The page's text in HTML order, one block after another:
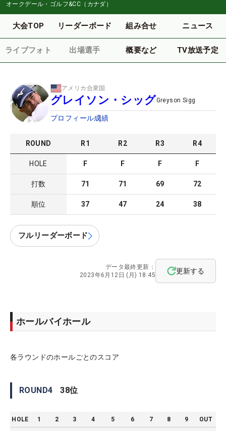
オークデール・ゴルフ&CC（カナダ）
大会TOP リーダーボード 組み合せ ニュース
ライブフォト 出場選手 概要など TV放送予定
アメリカ合衆国
グレイソン・シッグGreyson Sigg
プロフィール成績
ROUND R1 R2 R3 R4
HOLE F F F F
打数 71 71 69 72
順位 37 47 24 38
フルリーダーボード
データ最終更新：
2023年6月12日 (月) 18:45
更新する
ホールバイホール
各ラウンドのホールごとのスコア
ROUND4 38位
HOLE 1 2 3 4 5 6 7 8 9 OUT